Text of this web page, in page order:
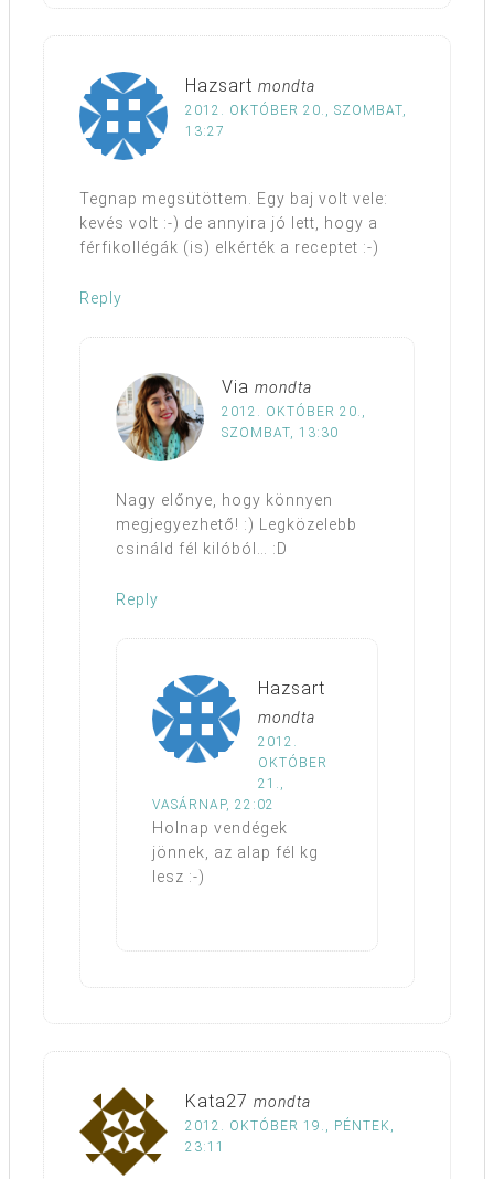
Hazsart mondta
2012. OKTÓBER 20., SZOMBAT,
13:27
Tegnap megsütöttem. Egy baj volt vele:
kevés volt :-) de annyira jó lett, hogy a
férfikollégák (is) elkérték a receptet :-)
Reply
Via mondta
2012. OKTÓBER 20.,
SZOMBAT, 13:30
Nagy előnye, hogy könnyen
megjegyezhető! :) Legközelebb
csináld fél kilóból… :D
Reply
Hazsart
mondta
2012.
OKTÓBER
21.,
VASÁRNAP, 22:02
Holnap vendégek
jönnek, az alap fél kg
lesz :-)
Kata27 mondta
2012. OKTÓBER 19., PÉNTEK,
23:11